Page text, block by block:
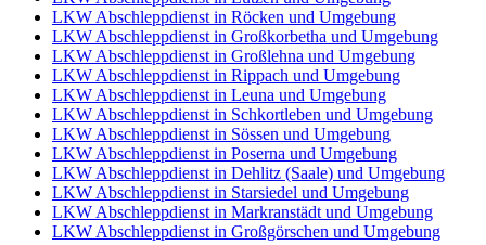
LKW Abschleppdienst in Röcken und Umgebung
LKW Abschleppdienst in Großkorbetha und Umgebung
LKW Abschleppdienst in Großlehna und Umgebung
LKW Abschleppdienst in Rippach und Umgebung
LKW Abschleppdienst in Leuna und Umgebung
LKW Abschleppdienst in Schkortleben und Umgebung
LKW Abschleppdienst in Sössen und Umgebung
LKW Abschleppdienst in Poserna und Umgebung
LKW Abschleppdienst in Dehlitz (Saale) und Umgebung
LKW Abschleppdienst in Starsiedel und Umgebung
LKW Abschleppdienst in Markranstädt und Umgebung
LKW Abschleppdienst in Großgörschen und Umgebung